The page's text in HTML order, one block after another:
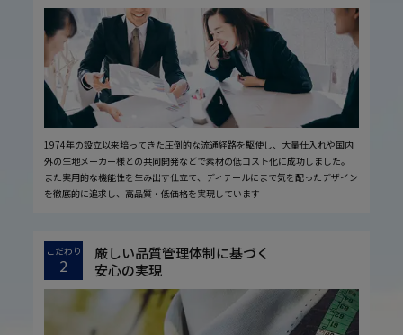
1974年の設立以来培ってきた圧倒的な流通経路を駆使し、大量仕入れや国内
外の生地メーカー様との共同開発などで素材の低コスト化に成功しました。
また実用的な機能性を生み出す仕立て、ディテールにまで気を配ったデザイン
を徹底的に追求し、高品質・低価格を実現しています
こだわり
2
厳しい品質管理体制に基づく
安心の実現